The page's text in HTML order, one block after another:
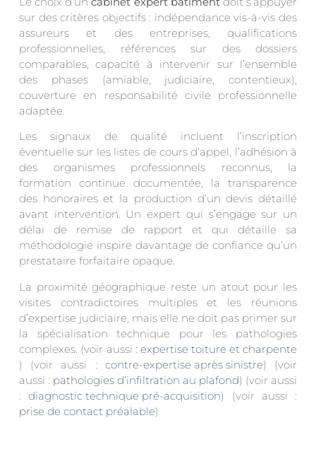
sur des critères objectifs : indépendance vis-à-vis des
assureurs et des entreprises, qualifications
professionnelles, références sur des dossiers
comparables, capacité à intervenir sur l’ensemble
des phases (amiable, judiciaire, contentieux),
couverture en responsabilité civile professionnelle
adaptée.
Les signaux de qualité incluent l’inscription
éventuelle sur les listes de cours d’appel, l’adhésion à
des organismes professionnels reconnus, la
formation continue documentée, la transparence
des honoraires et la production d’un devis détaillé
avant intervention. Un expert qui s’engage sur un
délai de remise de rapport et qui détaille sa
méthodologie inspire davantage de confiance qu’un
prestataire forfaitaire opaque.
La proximité géographique reste un atout pour les
visites contradictoires multiples et les réunions
d’expertise judiciaire, mais elle ne doit pas primer sur
la spécialisation technique pour les pathologies
complexes. (voir aussi : expertise toiture et charpente
) (voir aussi : contre-expertise après sinistre) (voir
aussi : pathologies d’infiltration au plafond) (voir aussi
:diagnostic technique pré-acquisition) (voir aussi :
prise de contact préalable)